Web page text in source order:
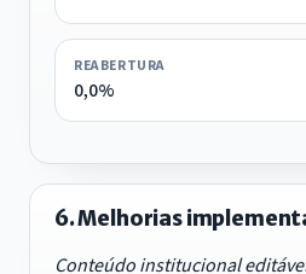
REABERTURA
0,0%
6. Melhorias
Conteúdo institucional